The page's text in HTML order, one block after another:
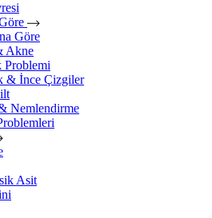
Göre
Akne
Problemi
& İnce Çizgiler
Nemlendirme
Asit